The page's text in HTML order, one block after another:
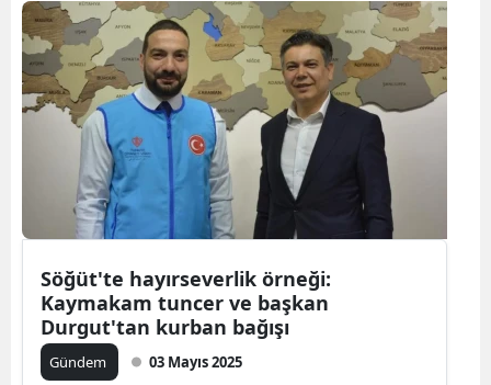
Söğüt'te hayırseverlik örneği:
Kaymakam tuncer ve başkan
Durgut'tan kurban bağışı
Gündem 03 Mayıs 2025